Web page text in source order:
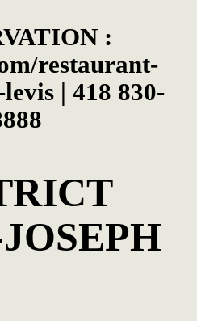
:
restaurant-
levis| 418 830-